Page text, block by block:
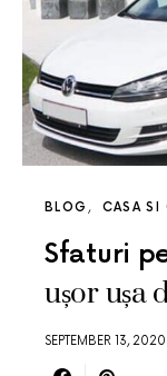
BLOG CASA SI
Sfaturi
ușor ușa
SEPTEMBER 13, 2020